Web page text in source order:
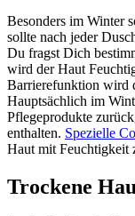
Besonders im Winter
sollte nach jeder
Du fragst Dich
wird der Haut
Barrierefunktion wird
Hauptsächlich im
Pflegeprodukte
enthalten. Spezielle
Haut mit Feuchtigkeit
Trockene